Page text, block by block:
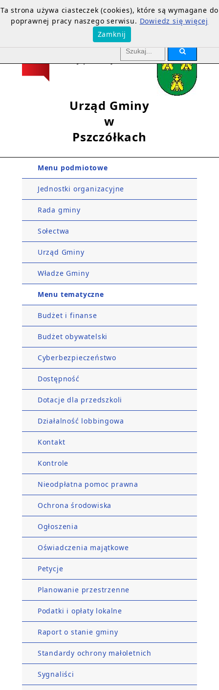
Urząd Gminy
w
Pszczółkach
Menu podmiotowe
Jednostki organizacyjne
Rada gminy
Sołectwa
Urząd Gminy
Władze Gminy
Menu tematyczne
Budżet i finanse
Budżet obywatelski
Cyberbezpieczeństwo
Dostępność
Dotacje dla przedszkoli
Działalność lobbingowa
Kontakt
Kontrole
Nieodpłatna pomoc prawna
Ochrona środowiska
Ogłoszenia
Oświadczenia majątkowe
Petycje
Planowanie przestrzenne
Podatki i opłaty lokalne
Raport o stanie gminy
Standardy ochrony małoletnich
Sygnaliści
Ta strona używa ciasteczek (cookies), które są wymagane do
poprawnej pracy naszego serwisu. Dowiedz się więcej
Zamknij